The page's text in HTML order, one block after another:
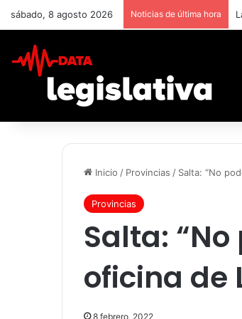
sábado, 8 agosto 2026 Noticias de última hora
Inicio / Provincias / Salta: “No
Provincias
Salta:
oficina de
8 febrero, 2022